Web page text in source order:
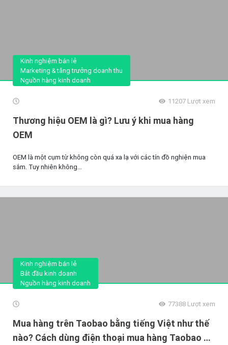
Kinh nghiệm bán lẻ
Marketing & tăng trưởng doanh thu
Nguồn hàng kinh doanh
11207 Lượt xem
Thương hiệu OEM là gì? Lưu ý khi mua hàng
OEM
OEM là một cụm từ không còn quá xa lạ với các tín đồ nghiện mua
sắm. Tuy nhiên không...
Kinh nghiệm bán lẻ
Bắt đầu kinh doanh
Nguồn hàng kinh doanh
77388 Lượt xem
Mua hàng trên Taobao bằng tiếng Việt như thế
nào? Cách dùng điện thoại mua hàng Taobao dễ